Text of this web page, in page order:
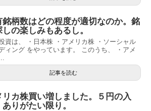
銘柄数はどの程度が適切なのか。銘
の楽しみもあるし。
資は、 ・日本株 ・アメリカ株 ・ソーシャル
ィング をやっています。 このうち、 ・アメ
記事を読む
リカ株買い増しました。５円の入
りがたい限り。